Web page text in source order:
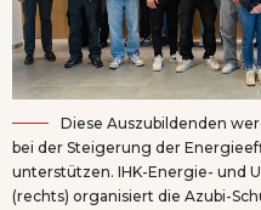
Diese Auszubildenden
bei der Steigerung der
unterstützen. IHK-Energie- und
(rechts) organisiert die Azubi-